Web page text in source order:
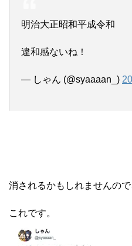
明治大正昭和平成令和
違和感ないね！
— しゃん (@syaaaan_)
消されるかもしれませんので
これです。